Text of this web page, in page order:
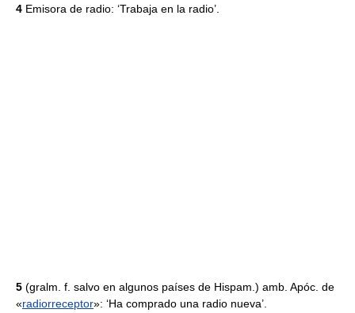
4 Emisora de radio: ‘Trabaja en la radio’.
5 (gralm. f. salvo en algunos países de Hispam.) amb. Apóc. de
«radiorreceptor»: ‘Ha comprado una radio nueva’.